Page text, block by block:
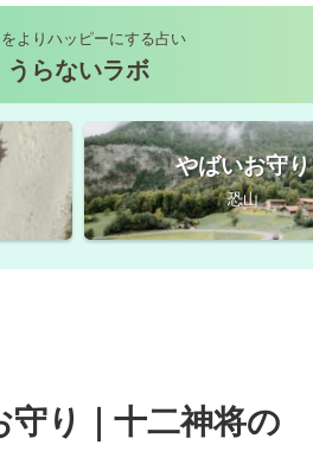
よりハッピーにする占い
うらないラボ
やばいお守り
恐山
守り｜十二神将の